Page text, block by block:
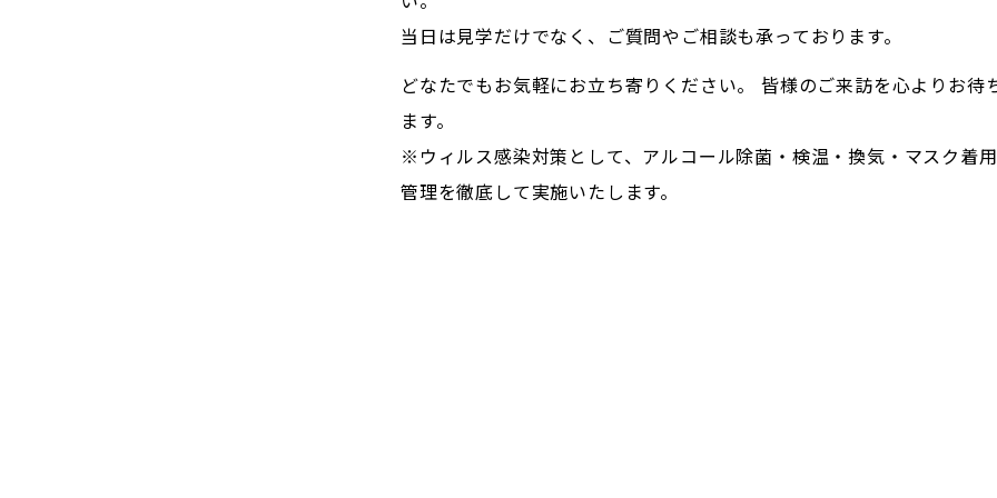
当日は見学だけでなく、ご質問やご相談も承っております。
どなたでもお気軽にお立ち寄りください。 皆様のご来訪を心よりお待
ます。
※ウィルス感染対策として、アルコール除菌・検温・換気・マスク着
管理を徹底して実施いたします。